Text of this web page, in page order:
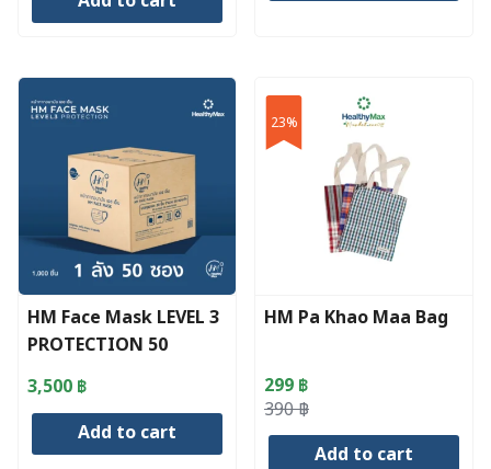
HM Face Mask LEVEL 3
PROTECTION 50
packets 1 box
3,500 ฿
Add to cart
23%
HM Pa Khao Maa Bag
390฿
Original
price
299 ฿
Current
price
Add to cart